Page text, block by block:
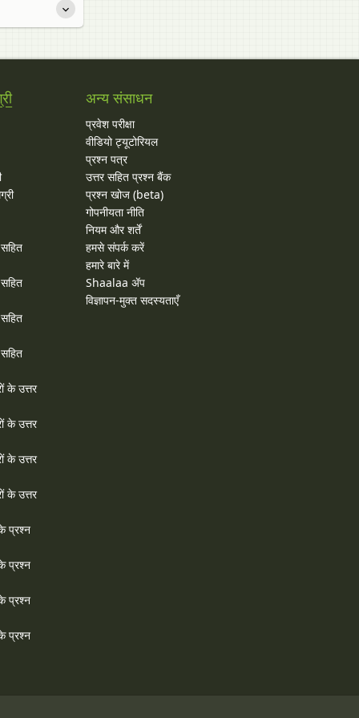
के उत्तर
के उत्तर
के उत्तर
के उत्तर
प्रश्न
प्रश्न
प्रश्न
प्रश्न
अन्य संसाधन
प्रवेश परीक्षा
वीडियो ट्यूटोरियल
प्रश्न पत्र
उत्तर सहित प्रश्न बैंक
प्रश्न खोज (beta)
गोपनीयता नीति
नियम और शर्तें
हमसे संपर्क करें
हमारे बारे में
Shaalaa ॲप
विज्ञापन-मुक्त सदस्यताएँ